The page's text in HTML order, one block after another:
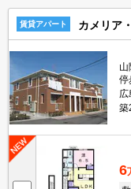
基本設備も充実！
賃貸アパート カメリア
停
広
築
6